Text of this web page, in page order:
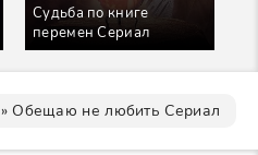
Судьба по книге
перемен Сериал
» Обещаю не любить Сериал